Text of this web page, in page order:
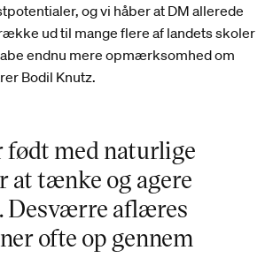
og vi håber at DM allerede
ud til mange flere af landets skoler
endnu mere opmærksomhed om
Bodil Knutz.
født med naturlige
at tænke og agere
Desværre aflæres
ofte op gennem